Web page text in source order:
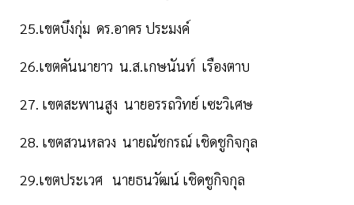
25.เขตบึงกุ่ม ดร.อาคร ประมงค์
26.เขตคันนายาว น.ส.เกษนันท์ เรืองตาบ
27. เขตสะพานสูง นายอรรถวิทย์ เซะวิเศษ
28. เขตสวนหลวง นายณัชกรณ์ เชิดชูกิจกุล
29.เขตประเวศ นายธนวัฒน์ เชิดชูกิจกุล